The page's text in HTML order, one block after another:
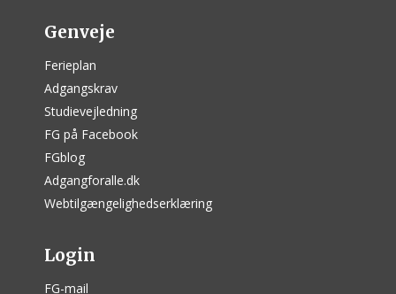
Genveje
Ferieplan
Adgangskrav
Studievejledning
FG på Facebook
FGblog
Adgangforalle.dk
Webtilgængelighedserklæring
Login
FG-mail